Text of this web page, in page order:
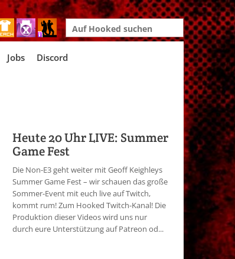
Search
for:
Jobs Discord
Heute 20 Uhr LIVE: Summer
Game Fest
Die Non-E3 geht weiter mit Geoff Keighleys
Summer Game Fest – wir schauen das große
Sommer-Event mit euch live auf Twitch,
kommt rum! Zum Hooked Twitch-Kanal! Die
Produktion dieser Videos wird uns nur
durch eure Unterstützung auf Patreon od...